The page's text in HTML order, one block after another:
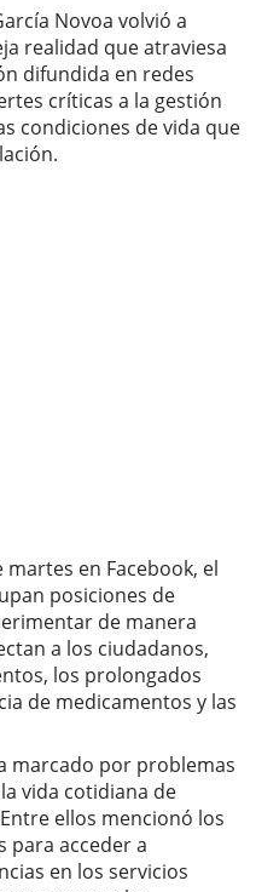
Novoa volvió a
realidad que atraviesa
difundida en redes
críticas a la gestión
condiciones de vida que
en Facebook, el
posiciones de
de manera
a los ciudadanos,
los prolongados
de medicamentos y las
marcado por problemas
vida cotidiana de
ellos mencionó los
para acceder a
en los servicios